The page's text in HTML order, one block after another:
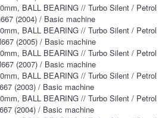
BALL BEARING // Turbo Silent / Petrol
(2004) / Basic machine
BALL BEARING // Turbo Silent / Petrol
(2005) / Basic machine
BALL BEARING // Turbo Silent / Petrol
(2007) / Basic machine
BALL BEARING // Turbo Silent / Petrol
(2003) / Basic machine
BALL BEARING // Turbo Silent / Petrol
(2004) / Basic machine